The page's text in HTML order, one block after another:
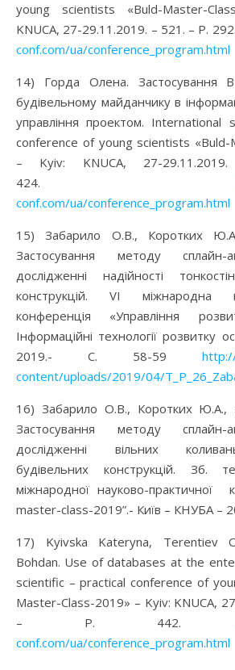
young scientists «Buld-Master-
KNUCA, 27-29.11.2019. – 521. – P. 292.
conf.com/ua/conference_program.html
14) Горда Олена. Застосування
будівельному майданчику в
управління проектом. International
conference of young scientists «Buld-
– Kyiv: KNUCA, 27-
424.
conf.com/ua/conference_program.html
15) Забарило О.В., Коротких
Застосування методу сплайн-
дослідженні надійності
конструкцій. VІ міжнародна
конференція «Управління
Інформаційні технології розвитку
2019.- С. 58-59 http://
content/uploads/2019/04/
16) Забарило О.В., Коротких Ю.А.,
Застосування методу сплайн-
дослідженні вільних
будівельних конструкцій. Зб.
міжнародної науково-практичної
master-class-2019”.- Київ – КНУБА –
17) Kyivska Kateryna, Terentiev
Bohdan. Use of databases at the
scientific – practical conference of
Master-Class-2019» – Kyiv: KNUCA,
– P. 442.
conf.com/ua/conference_program.html